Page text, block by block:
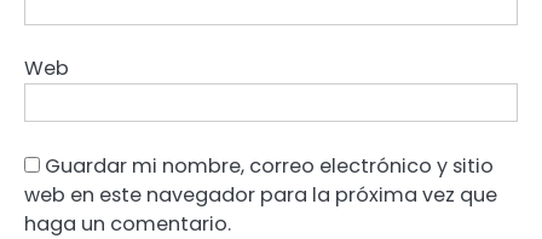
Web
Guardar mi nombre, correo electrónico y sitio
web en este navegador para la próxima vez que
haga un comentario.